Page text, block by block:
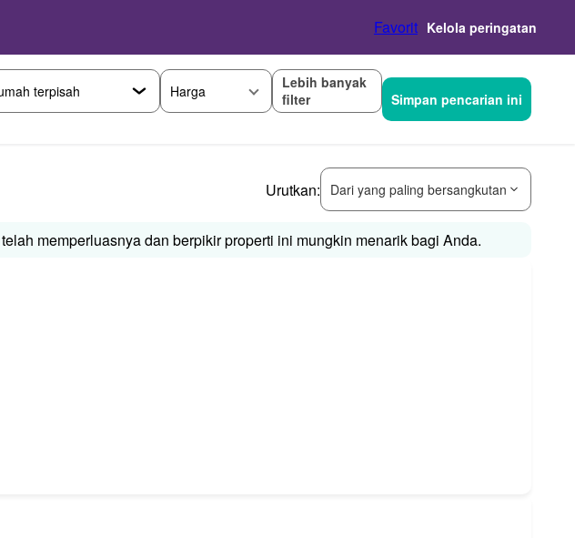
Favorit Kelola peringatan
Harga
Lebih banyak
filter
Simpan pencarian ini
Urutkan: Dari yang paling bersangkutan
memperluasnya dan berpikir properti ini mungkin menarik bagi Anda.